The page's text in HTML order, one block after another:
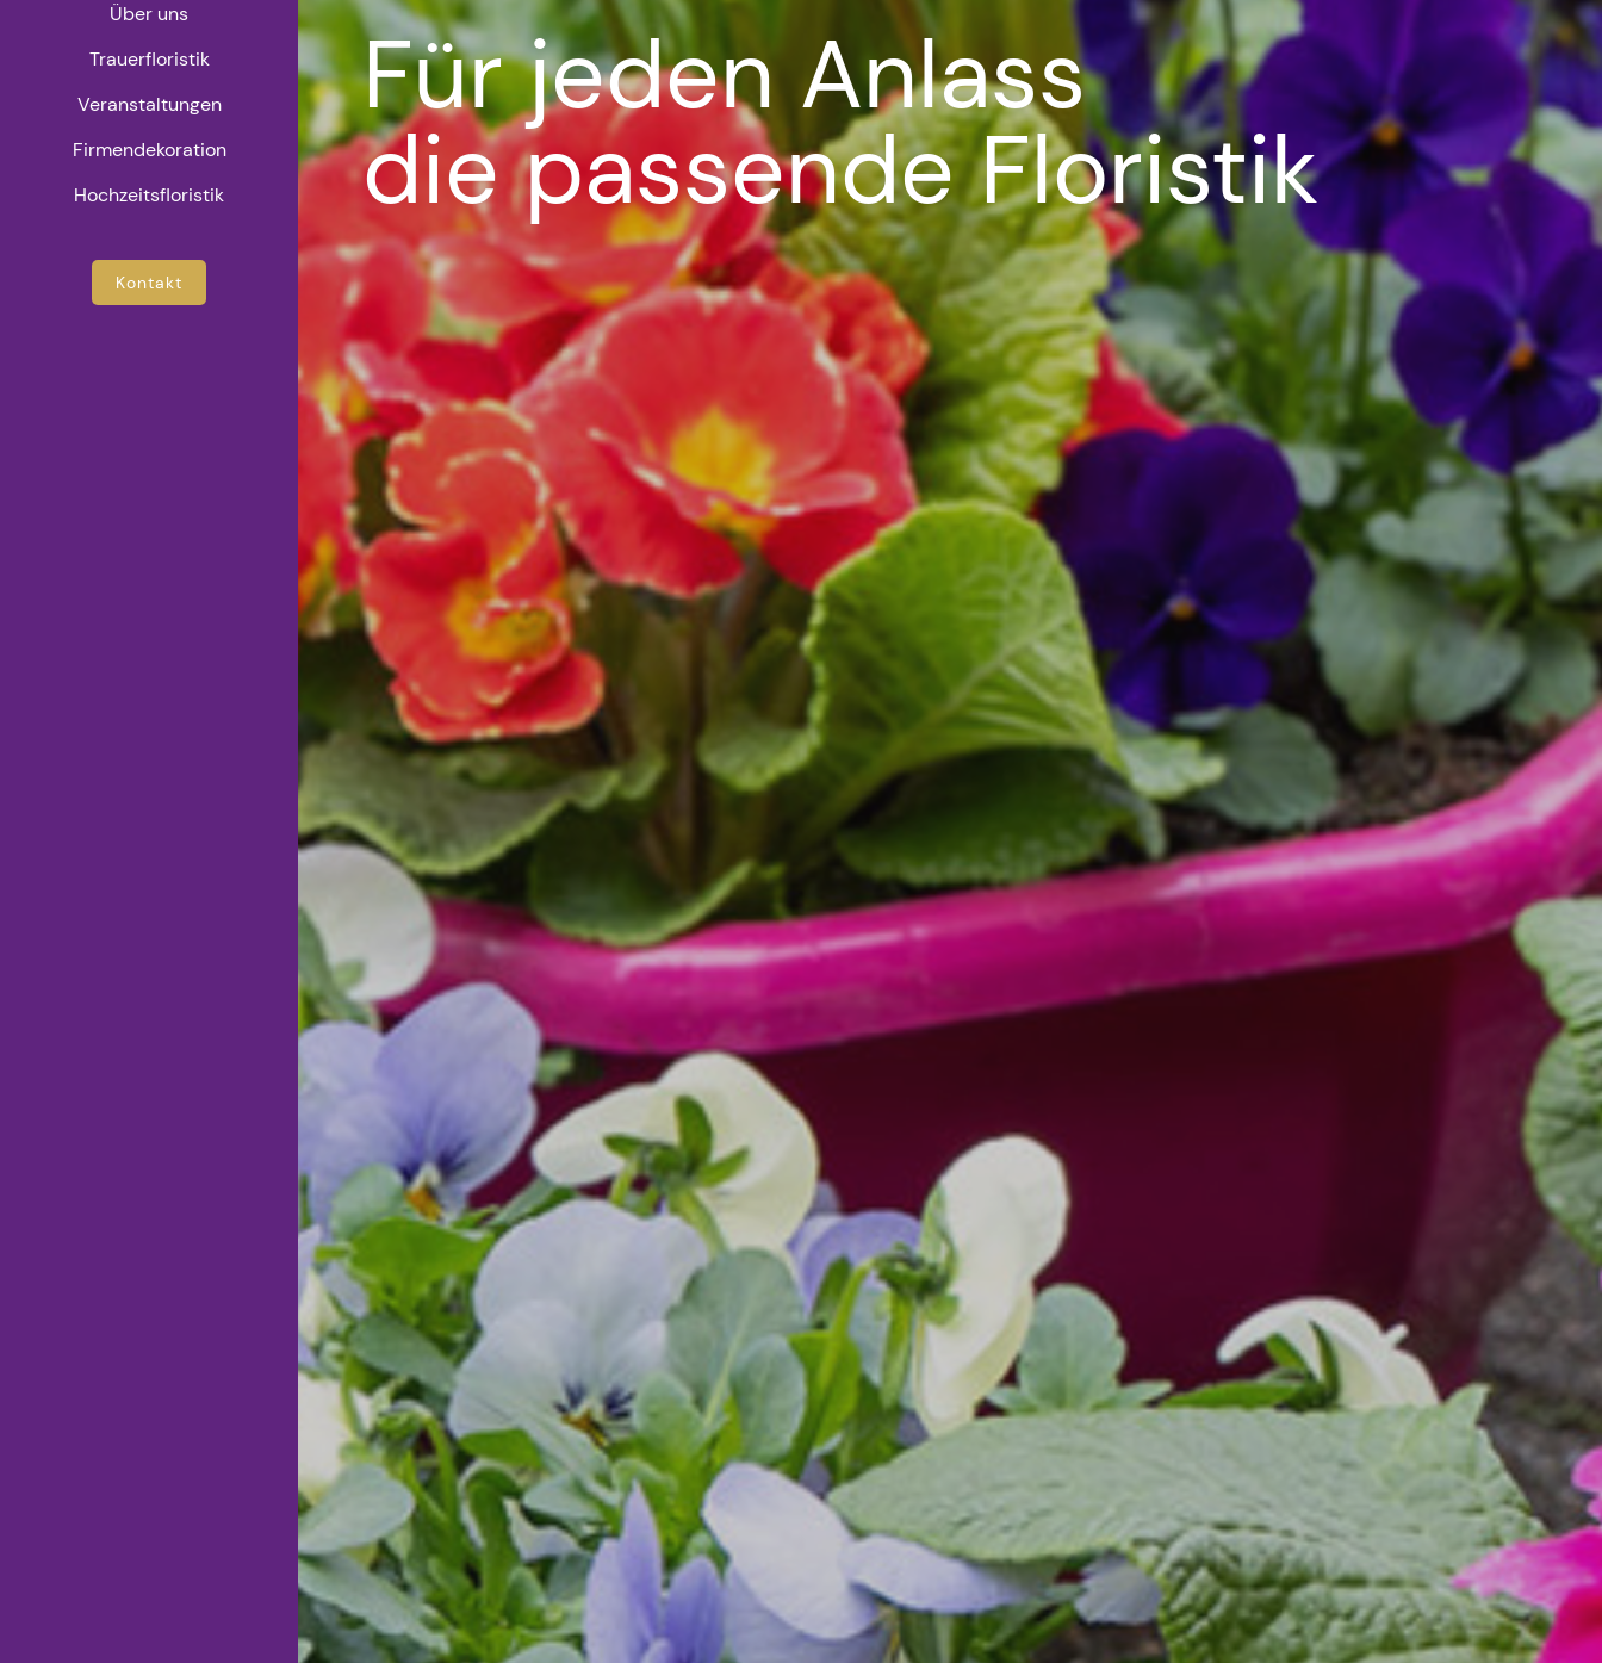
Über uns
Trauerfloristik
Veranstaltungen
Firmendekoration
Hochzeitsfloristik
Kontakt
Für jeden Anlass
die passende Floristik